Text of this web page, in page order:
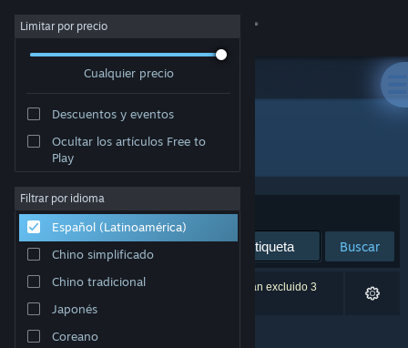
Iniciar sesión
Acerca de
Soporte
Cambiar idioma
Obtener la aplicación de Steam Mobile
Limitar por precio
Cualquier precio
Descuentos y eventos
Ocultar los artículos Free to
Play
Filtrar por idioma
Español (Latinoamérica)
Chino simplificado
Chino tradicional
Japonés
Coreano
Desarrollador: Numakeis
Ordenar por Relevancia
Buscar
0 resultado(s) coinciden con la búsqueda. Se han excluido 3
títulos según tus preferencias.